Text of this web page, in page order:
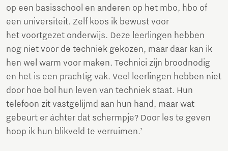
op een basisschool en anderen op het mbo, hbo of
een universiteit. Zelf koos ik bewust voor
het voortgezet onderwijs. Deze leerlingen hebben
nog niet voor de techniek gekozen, maar daar kan ik
hen wel warm voor maken. Technici zijn broodnodig
en het is een prachtig vak. Veel leerlingen hebben niet
door hoe bol hun leven van techniek staat. Hun
telefoon zit vastgelijmd aan hun hand, maar wat
gebeurt er áchter dat schermpje? Door les te geven
hoop ik hun blikveld te verruimen.’